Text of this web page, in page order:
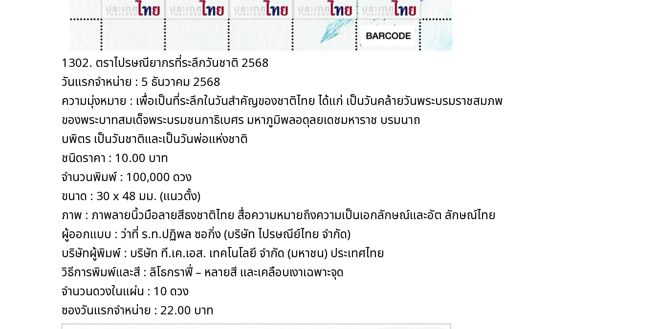
1302. ตราไปรษณียากรที่ระลึกวันชาติ 2568
วันแรกจำหน่าย : 5 ธันวาคม 2568
ความมุ่งหมาย : เพื่อเป็นที่ระลึกในวันสำคัญของชาติไทย ได้แก่ เป็นวันคล้ายวันพระบรมราชสมภพ
ของพระบาทสมเด็จพระบรมชนกาธิเบศร มหาภูมิพลอดุลยเดชมหาราช บรมนาถ
บพิตร เป็นวันชาติและเป็นวันพ่อแห่งชาติ
ชนิดราคา : 10.00 บาท
จำนวนพิมพ์ : 100,000 ดวง
ขนาด : 30 x 48 มม. (แนวตั้ง)
ภาพ : ภาพลายนิ้วมือลายสีธงชาติไทย สื่อความหมายถึงความเป็นเอกลักษณ์และอัต ลักษณ์ไทย
ผู้ออกแบบ : ว่าที่ ร.ท.ปฏิพล ซอกิ่ง (บริษัท ไปรษณีย์ไทย จำกัด)
บริษัทผู้พิมพ์ : บริษัท ที.เค.เอส. เทคโนโลยี จำกัด (มหาชน) ประเทศไทย
วิธีการพิมพ์และสี : ลิโธกราฟี่ – หลายสี และเคลือบเงาเฉพาะจุด
จำนวนดวงในแผ่น : 10 ดวง
ซองวันแรกจำหน่าย : 22.00 บาท